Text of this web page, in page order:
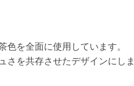
を全面に使用しています。
さを共存させたデザインにしま